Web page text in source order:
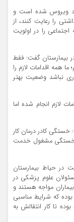
ویروس شده است و
را رعایت کنند، از
را در اولویت
بیمارستان گفت: فقط
همه اقدامات لازم را
نباشد وضعیت بهتر
لازم انجام شده اما
خستگی کادر درمان کار
خستگی مشغول خدمت
در حیاط بیمارستان
علوم پزشکی در
مواجه هستند و
که شرایط مناسبی
تا کار انتقالش به